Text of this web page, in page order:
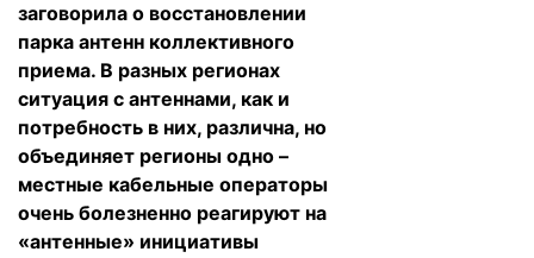
заговорила о восстановлении
парка антенн коллективного
приема. В разных регионах
ситуация с антеннами, как и
потребность в них, различна, но
объединяет регионы одно –
местные кабельные операторы
очень болезненно реагируют на
«антенные» инициативы